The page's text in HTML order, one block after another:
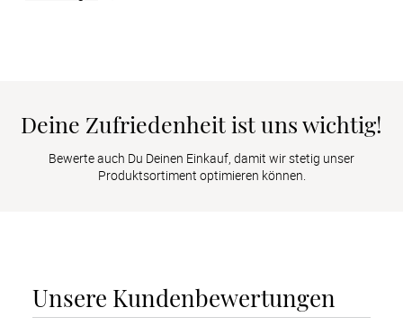
Deine Zufriedenheit ist uns wichtig!
Bewerte auch Du Deinen Einkauf, damit wir stetig unser
Produktsortiment optimieren können.
Unsere Kundenbewertungen